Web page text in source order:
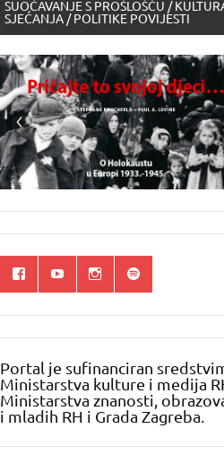
SUOČAVANJE S PROŠLOŠĆU /
SJEĆANJA / POLITIKE POVIJESTI
Portal je sufinanciran
Ministarstva kulture i medija
Ministarstva znanosti,
i mladih RH i Grada Zagreba.